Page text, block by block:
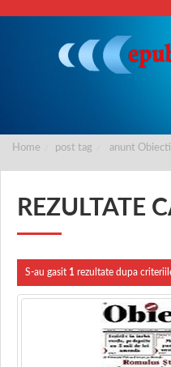
Home post tag anunt
REZULTATE
S-au gasit 1 rezultate dupa